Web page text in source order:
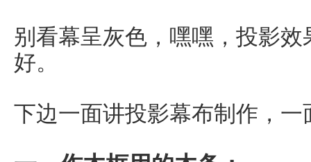
别看幕呈灰色，嘿嘿，投影
好。
下边一面讲投影幕布制作，